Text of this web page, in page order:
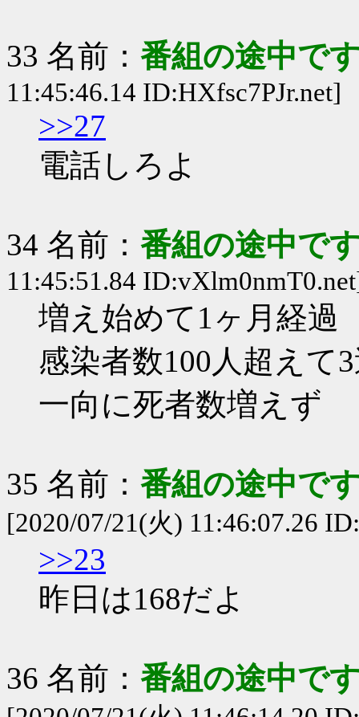
33 名前： 番組の途中で
11:45:46.14 ID:HXfsc7PJr.net]
>>27
電話しろよ
34 名前： 番組の途中で
11:45:51.84
増え始めて1ヶ月経過
感染者数100人超えて
一向に死者数増えず
35 名前： 番組の途中で
[2020/07/21(火) 11:46:07.26
>>23
昨日は168だよ
36 名前： 番組の途中で